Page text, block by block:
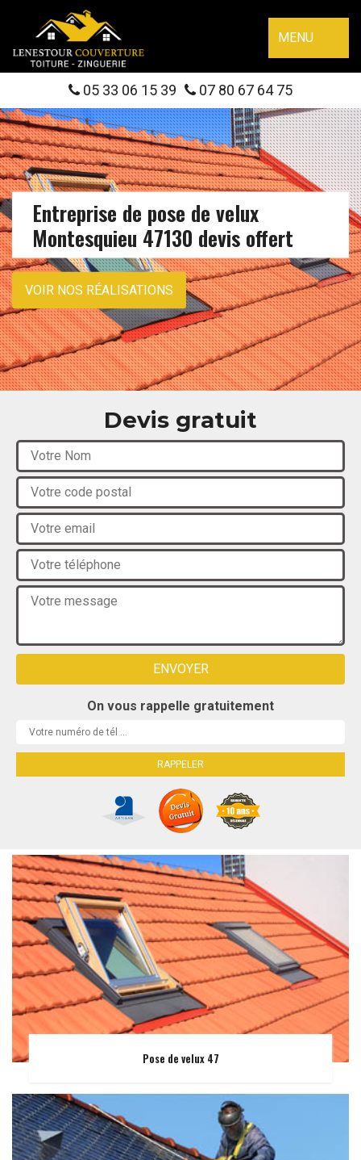
MENU
05 33 06 15 39 07 80 67 64 75
Entreprise de pose de velux
Montesquieu 47130 devis offert
VOIR NOS RÉALISATIONS
Devis gratuit
On vous rappelle gratuitement
Pose de velux 47